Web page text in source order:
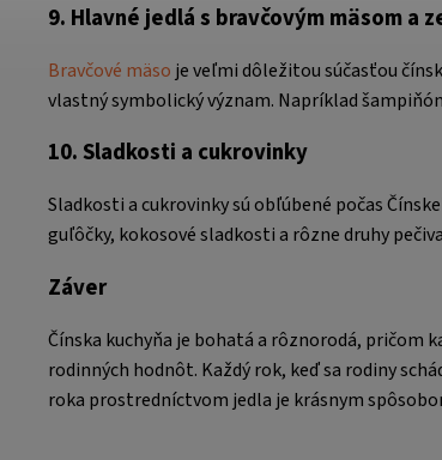
9. Hlavné jedlá s bravčovým mäsom a
Bravčové mäso je veľmi dôležitou súčasťou
vlastný symbolický význam. Napríklad
10. Sladkosti a cukrovinky
Sladkosti a cukrovinky sú obľúbené počas
guľôčky, kokosové sladkosti a rôzne druhy
Záver
Čínska kuchyňa je bohatá a rôznorodá, pričom
rodinných hodnôt. Každý rok, keď sa rodiny
roka prostredníctvom jedla je krásnym